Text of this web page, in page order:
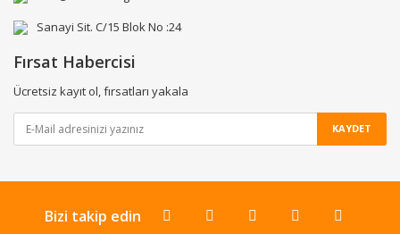
Sanayi Sit. C/15 Blok No :24
Fırsat Habercisi
Ücretsiz kayıt ol, fırsatları yakala
KAYDET
Bizi takip edin